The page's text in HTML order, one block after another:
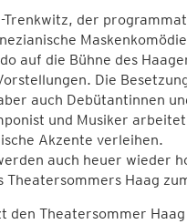
der
auf die Bühne des
Die
auch Debütantinnen
und Musiker
Akzente verleihen.
auch heuer wieder
Haag
den Theatersommer